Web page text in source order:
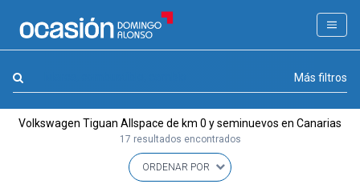
FILTROS
APPROVED
Más filtros
Volkswagen Tiguan Allspace de km 0 y seminuevos en Canarias
17 resultados encontrados